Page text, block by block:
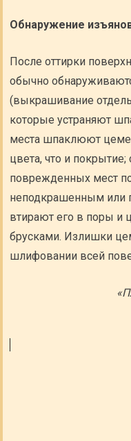
Обнаружение
После оттирки
обычно
(выкрашивание
которые устраняют
места шпаклюют
цвета, что и
поврежденных мест
неподкрашенным или
втирают его в поры
брусками. Излишки
шлифовании всей